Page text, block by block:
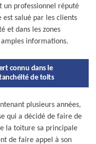
un professionnel réputé
salué par les clients
et dans les zones
informations.
connu dans le
de toits
plusieurs années,
qui a décidé de faire de
la toiture sa principale
de faire appel à son